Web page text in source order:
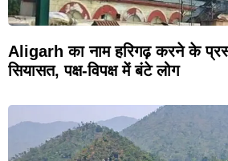
Aligarh का नाम हरिगढ़ करने के
सियासत, पक्ष-विपक्ष में बंटे लोग